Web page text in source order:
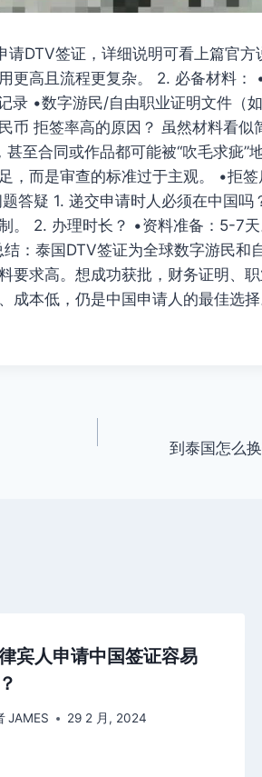
DTV签证，详细说明可看上篇官方
更高且流程更复杂。 2. 必备材料：
录 •数字游民/自由职业证明文件（
币 拒签率高的原因？ 虽然材料看似
至合同或作品都可能被“吹毛求疵”
，而是审查的标准过于主观。 •拒
答疑 1. 递交申请时人必须在中国吗
。 2. 办理时长？ •资料准备：5-7
：泰国DTV签证为全球数字游民和
要求高。想成功获批，财务证明、
成本低，仍是中国申请人的最佳选
到泰国怎么
宾人申请中国签证容易
JAMES 29 2 月, 2024